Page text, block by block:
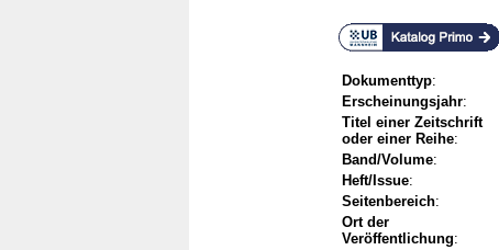
Dokumenttyp:
Erscheinungsjahr:
Titel einer Zeitschrift
oder einer Reihe:
Band/Volume:
Heft/Issue:
Seitenbereich:
Ort der
Veröffentlichung: